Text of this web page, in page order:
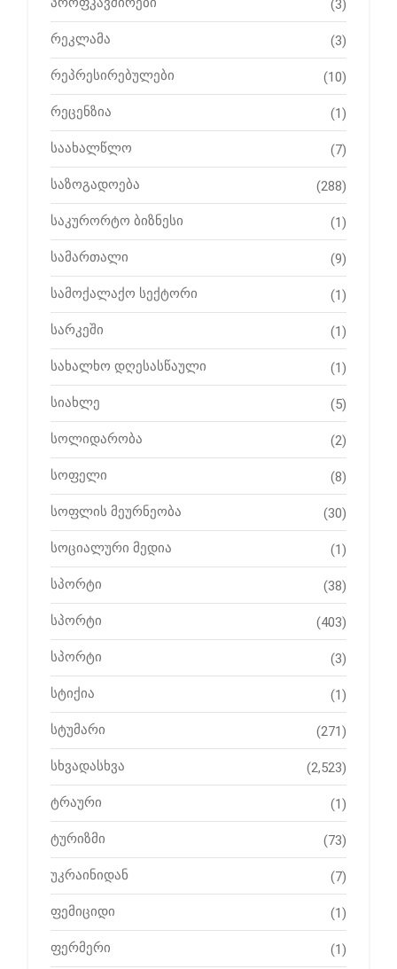
(3)
რეკლამა (3)
რეპრესირებულები (10)
რეცენზია (1)
საახალწლო (7)
საზოგადოება (288)
საკურორტო ბიზნესი (1)
სამართალი (9)
სამოქალაქო სექტორი (1)
სარკეში (1)
სახალხო დღესასწაული (1)
სიახლე (5)
სოლიდარობა (2)
სოფელი (8)
სოფლის მეურნეობა (30)
სოციალური მედია (1)
სპორტი (38)
სპორტი (403)
სპორტი (3)
სტიქია (1)
სტუმარი (271)
სხვადასხვა (2,523)
ტრაური (1)
ტურიზმი (73)
უკრაინიდან (7)
ფემიციდი (1)
ფერმერი (1)